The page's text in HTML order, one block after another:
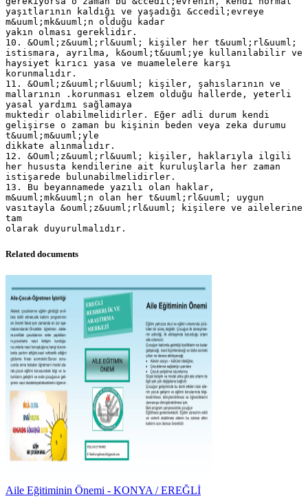
yaşıtlarının kaldığı ve yaşadığı &ccedil;evreye
m&uuml;mk&uuml;n olduğu kadar
yakın olması gereklidir.
10. &Ouml;z&uuml;rl&uuml; kişiler her t&uuml;rl&uuml;
istismara, ayrılma, k&ouml;t&uuml;ye kullanılabilir ve
haysiyet kırıcı yasa ve muamelelere karşı
korunmalıdır.
11. &Ouml;z&uuml;rl&uuml; kişiler, şahıslarının ve
mallarının .korunması elzem olduğu hallerde, yeterli
yasal yardımı sağlamaya
muktedir olabilmelidirler. Eğer adli durum kendi
gelişirse o zaman bu kişinin beden veya zeka durumu
t&uuml;m&uuml;yle
dikkate alınmalıdır.
12. &Ouml;z&uuml;rl&uuml; kişiler, haklarıyla ilgili
her hususta kendilerine ait kuruluşlarla her zaman
istişarede bulunabilmelidirler.
13. Bu beyannamede yazılı olan haklar,
m&uuml;mk&uuml;n olan her t&uuml;rl&uuml; uygun
vasıtayla &ouml;z&uuml;rl&uuml; kişilere ve ailelerine
tam
Related documents
Aile Eğitiminin Önemi - KONYA / EREĞLİ